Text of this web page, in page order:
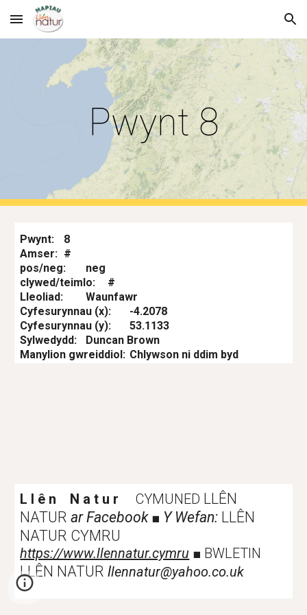
Skip to main content Skip to navigation
Pwynt 8
Pwynt:
8
Amser: #
pos/neg:
neg
clywed/teimlo:
#
Lleoliad:
Waunfawr
Cyfesurynnau (x):
-4.2078
Cyfesurynnau (y):
53.1133
Sylwedydd:
Duncan Brown
Manylion gwreiddiol: Chlywson ni ddim byd
L l ê n N a t u r CYMUNED LLÊN
NATUR ar Facebook ■ Y Wefan: LLÊN
NATUR CYMRU
https://www.llennatur.cymru ■ BWLETIN
LLÊN NATURllennatur@yahoo.co.uk